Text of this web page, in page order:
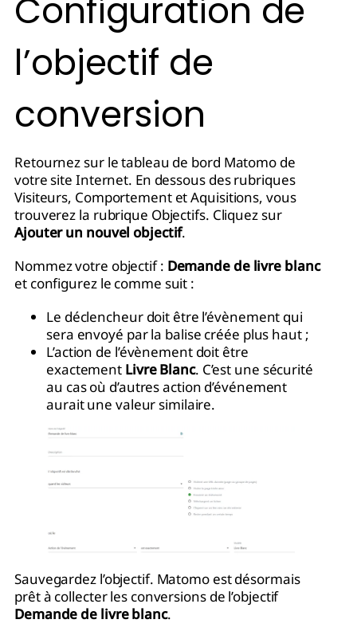
Configuration de
l’objectif de
conversion
Retournez sur le tableau de bord Matomo de
votre site Internet. En dessous des rubriques
Visiteurs, Comportement et Aquisitions, vous
trouverez la rubrique Objectifs. Cliquez sur
Ajouter un nouvel objectif.
Nommez votre objectif : Demande de livre blanc
et configurez le comme suit :
Le déclencheur doit être l’évènement qui
sera envoyé par la balise créée plus haut ;
L’action de l’évènement doit être
exactement Livre Blanc. C’est une sécurité
au cas où d’autres action d’événement
aurait une valeur similaire.
Sauvegardez l’objectif. Matomo est désormais
prêt à collecter les conversions de l’objectif
Demande de livre blanc.